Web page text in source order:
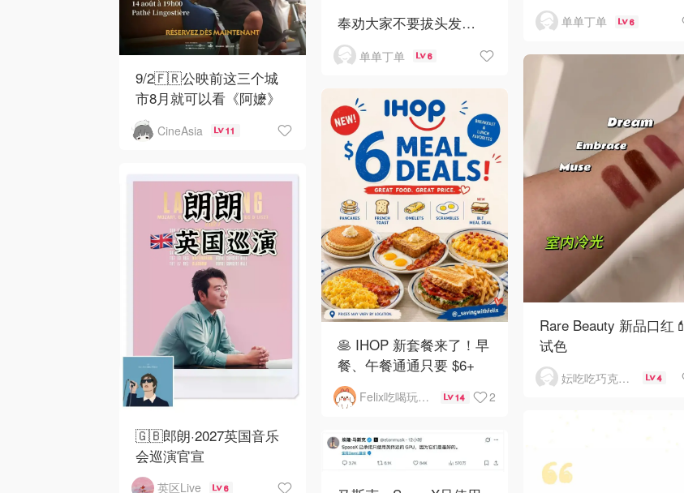
单单丁单 6
奉劝大家不要拔头发…
单单丁单 6
9/2🇫🇷公映前这三个城
市8月就可以看《阿嬷》
CineAsia 11
Rare Beauty 新品口红💄
试色
妘吃吃巧克力芒果干 4
🥞 IHOP 新套餐来了！早
餐、午餐通通只要 $6+
Felix吃喝玩乐不破产 14 2
🇬🇧郎朗·2027英国音乐
会巡演官宣
英区Live 6